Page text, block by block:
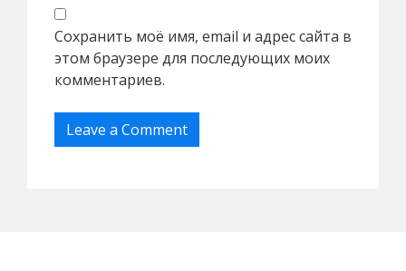
Сохранить моё имя, email и адрес сайта в
этом браузере для последующих моих
комментариев.